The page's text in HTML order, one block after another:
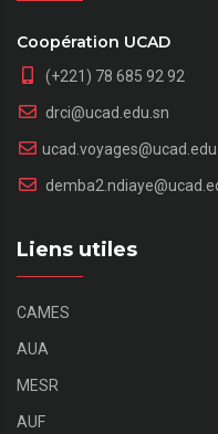
Coopération UCAD
(+221) 78 685 92 92
drci@ucad.edu.sn
Liens utiles
CAMES
AUA
MESR
AUF